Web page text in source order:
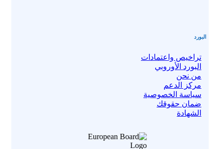
البورد
تراخيص واعتمادات
البورد الأوروبي
من نحن
مركز الدعم
سياسة الخصوصية
ضمان حقوقك
الشهادة